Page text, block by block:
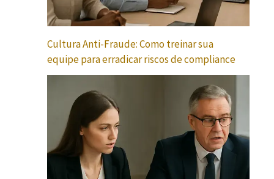
Cultura Anti-Fraude: Como treinar sua
equipe para erradicar riscos de compliance